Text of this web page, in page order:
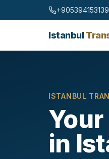
Skip to content +905394153139
Istanbul
ISTANBUL
in